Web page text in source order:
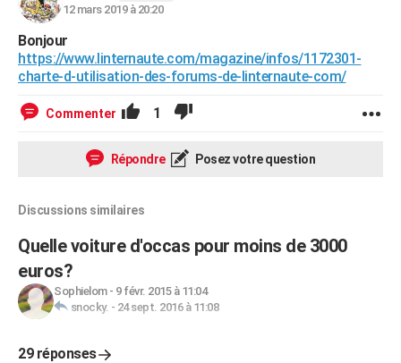
12 mars 2019 à 20:20
Bonjour
https://www.linternaute.com/magazine/infos/1172301-
charte-d-utilisation-des-forums-de-linternaute-com/
Commenter 1
Répondre Posez votre question
Discussions similaires
Quelle voiture d'occas pour moins de 3000
euros?
Sophielom- 9 févr. 2015 à 11:04
snocky. - 24 sept. 2016 à 11:08
29 réponses